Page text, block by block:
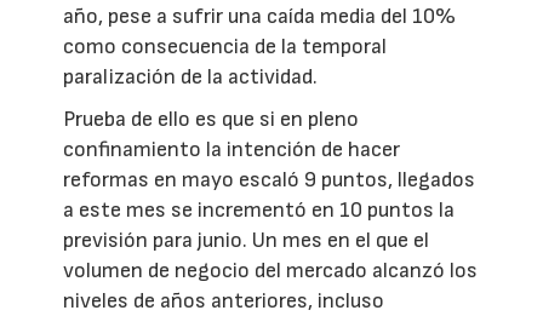
año, pese a sufrir una caída media del 10%
como consecuencia de la temporal
paralización de la actividad.
Prueba de ello es que si en pleno
confinamiento la intención de hacer
reformas en mayo escaló 9 puntos, llegados
a este mes se incrementó en 10 puntos la
previsión para junio. Un mes en el que el
volumen de negocio del mercado alcanzó los
niveles de años anteriores, incluso